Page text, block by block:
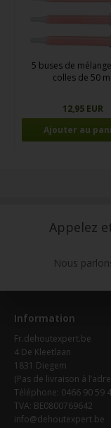
5 buses de
colles de 50 ml
12,95 EUR
Appelez
Nous
Information
Fr.dehoutexpert.be
4 De Kleetlaan
1831 Diegem
(Pas de livraison à
Téléphone: 0466 90 59
TVA: BE0800769642
info@dehoutexpert.be